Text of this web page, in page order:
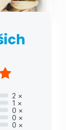
2 ×
1 ×
0 ×
0 ×
0 ×